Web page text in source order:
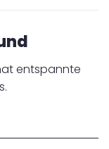
entspannte